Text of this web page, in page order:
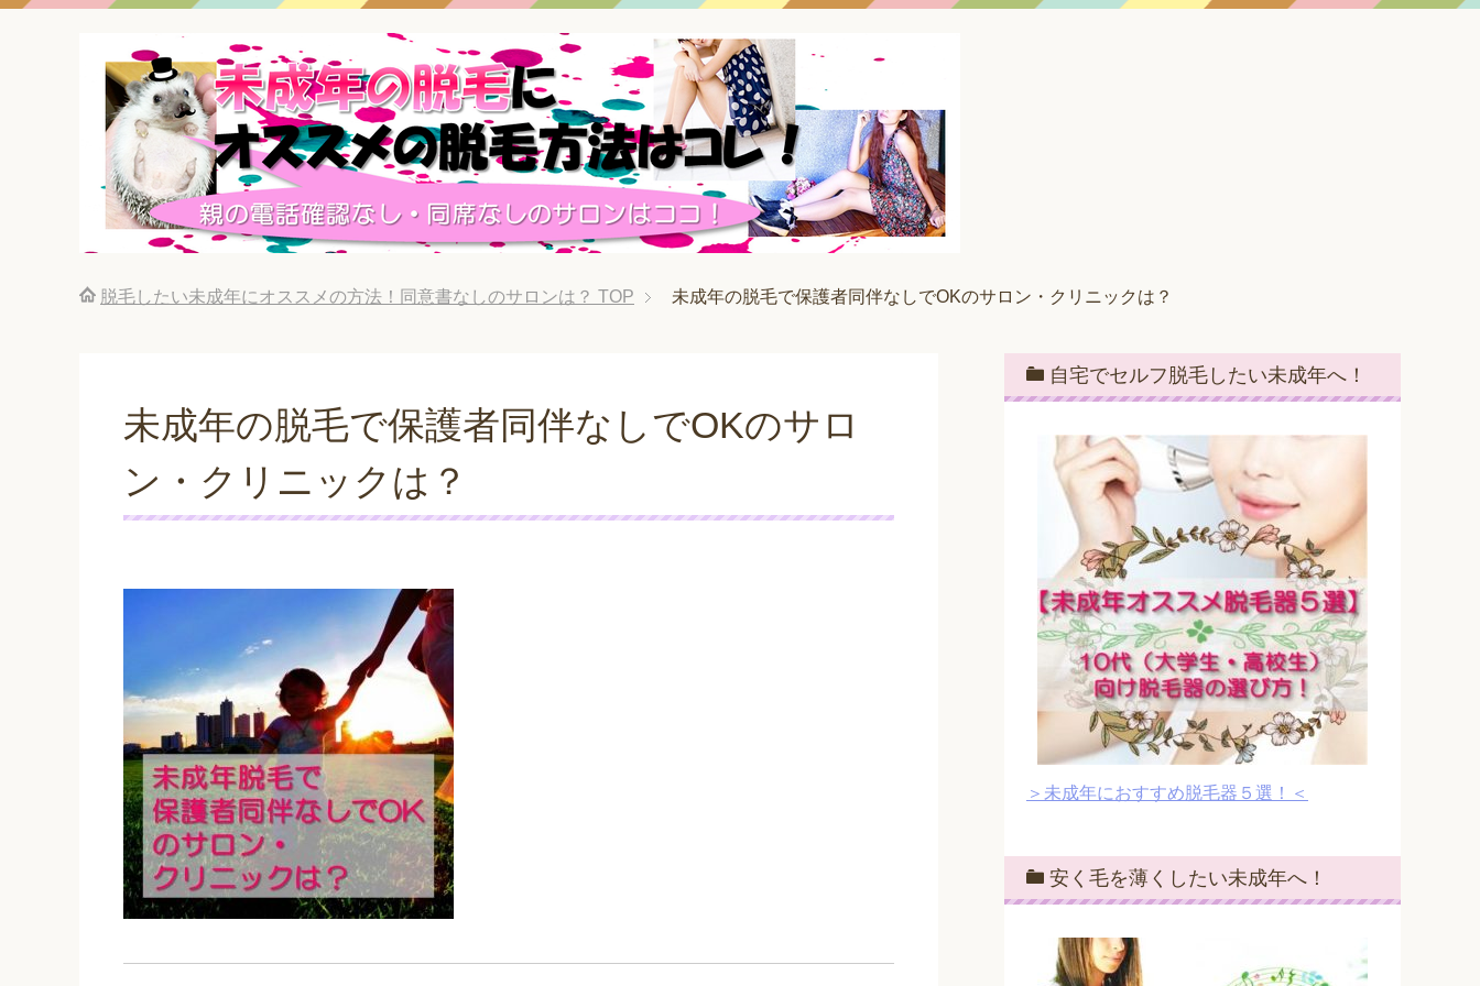
脱毛したい未成年にオススメの方法！同意書なしのサロンは？ TOP 未成年の脱毛で保護者同伴なしでOKのサロン・クリニックは？
未成年の脱毛で保護者同伴なしでOKのサロ
ン・クリニックは？
自宅でセルフ脱毛したい未成年へ！
＞未成年におすすめ脱毛器５選！＜
安く毛を薄くしたい未成年へ！